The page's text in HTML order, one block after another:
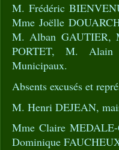
M. Frédéric
Mme Joëlle
M. Alban GAUTIER,
PORTET, M. Alain
Municipaux.
Absents excusés et
M. Henri DEJEAN,
Mme Claire
Dominique